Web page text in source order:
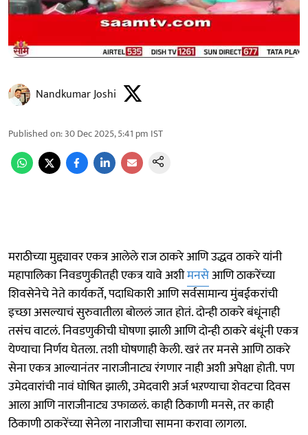
Nandkumar Joshi
Published on:30 Dec 2025, 5:41 pm IST
मराठीच्या मुद्द्यावर एकत्र आलेले राज ठाकरे आणि उद्धव ठाकरे यांनी
महापालिका निवडणुकीतही एकत्र यावे अशीमनसेआणि ठाकरेंच्या
शिवसेनेचे नेते कार्यकर्ते, पदाधिकारी आणि सर्वसामान्य मुंबईकरांची
इच्छा असल्याचं सुरुवातीला बोललं जात होतं. दोन्ही ठाकरे बंधूंनाही
तसंच वाटलं. निवडणुकीची घोषणा झाली आणि दोन्ही ठाकरे बंधूंनी एकत्र
येण्याचा निर्णय घेतला. तशी घोषणाही केली. खरं तर मनसे आणि ठाकरे
सेना एकत्र आल्यानंतर नाराजीनाट्य रंगणार नाही अशी अपेक्षा होती. पण
उमेदवारांची नावं घोषित झाली, उमेदवारी अर्ज भऱण्याचा शेवटचा दिवस
आला आणि नाराजीनाट्य उफाळलं. काही ठिकाणी मनसे, तर काही
ठिकाणी ठाकरेंच्या सेनेला नाराजीचा सामना करावा लागला.